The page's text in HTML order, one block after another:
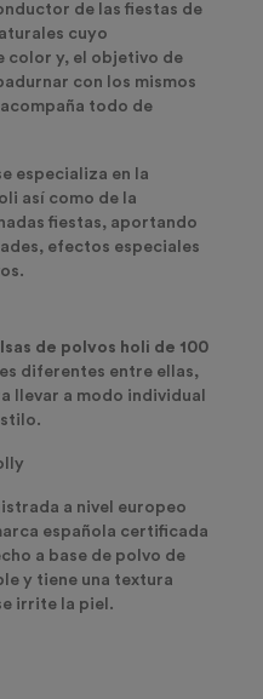
de las fiestas de
cuyo
color y, el objetivo de
con los mismos
todo de
especializa en la
así como de la
fiestas, aportando
efectos especiales
de polvos holi de 100
diferentes entre ellas,
llevar a modo individual
a nivel europeo
española certificada
a base de polvo de
y tiene una textura
irrite la piel.